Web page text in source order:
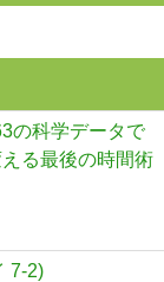
の科学データで
る最後の時間術
7-2)